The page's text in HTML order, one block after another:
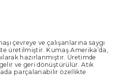
çevreye ve çalışanlarına saygı
üretilmiştir. Kumaş Amerika’da,
hazırlanmıştır. Üretimde
ve geri dönüştürülür. Atık
parçalanabilir özellikte